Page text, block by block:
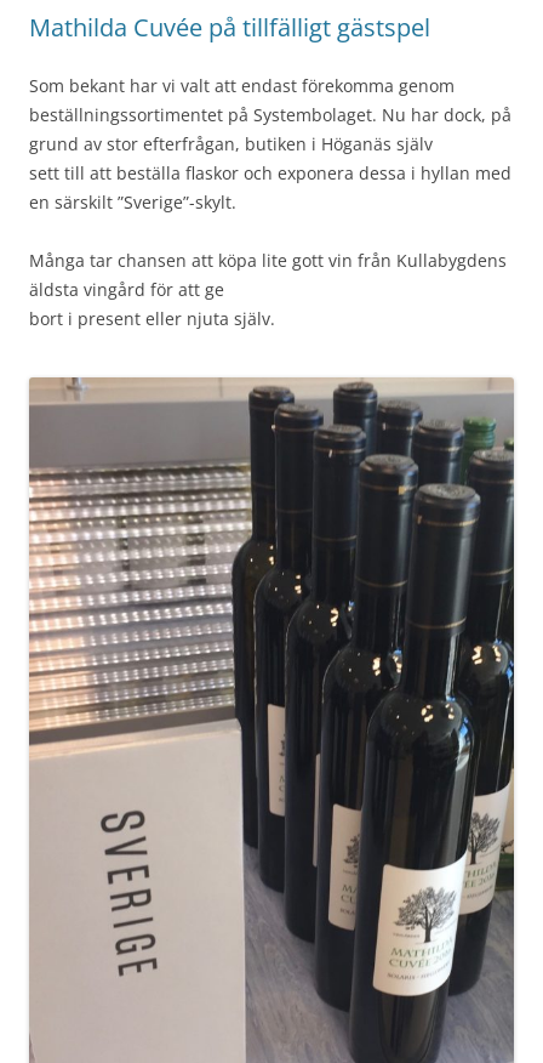
Mathilda Cuvée på tillfälligt gästspel
Som bekant har vi valt att endast förekomma genom
beställningssortimentet på Systembolaget. Nu har dock, på
grund av stor efterfrågan, butiken i Höganäs själv
sett till att beställa flaskor och exponera dessa i hyllan med
en särskilt ”Sverige”-skylt.
Många tar chansen att köpa lite gott vin från Kullabygdens
äldsta vingård för att ge
bort i present eller njuta själv.